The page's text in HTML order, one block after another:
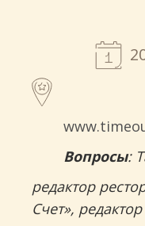
Вопросы:
редактор
Счет»,